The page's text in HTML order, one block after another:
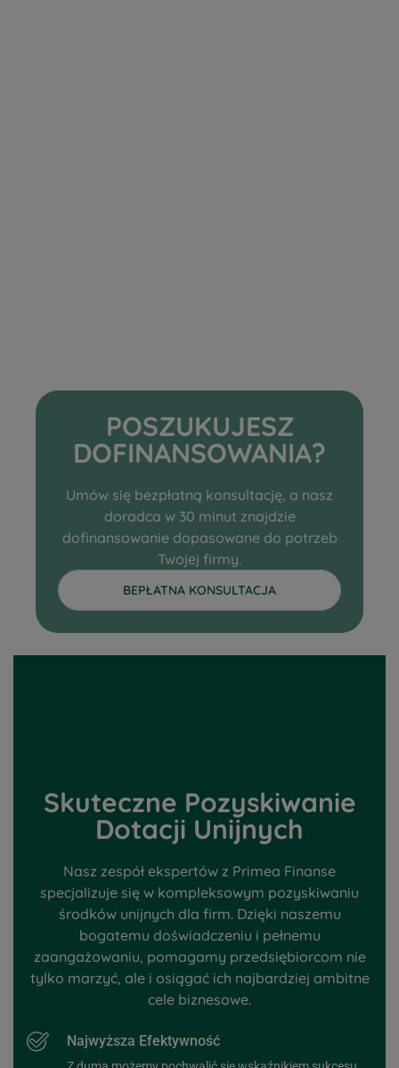
POSZUKUJESZ
DOFINANSOWANIA?
Umów się bezpłatną konsultację, a nasz
doradca w 30 minut znajdzie
dofinansowanie dopasowane do potrzeb
Twojej firmy.
BEPŁATNA KONSULTACJA
Skuteczne Pozyskiwanie
Dotacji Unijnych
Nasz zespół ekspertów z Primea Finanse
specjalizuje się w kompleksowym pozyskiwaniu
środków unijnych dla firm. Dzięki naszemu
bogatemu doświadczeniu i pełnemu
zaangażowaniu, pomagamy przedsiębiorcom nie
tylko marzyć, ale i osiągać ich najbardziej ambitne
cele biznesowe.
Najwyższa Efektywność